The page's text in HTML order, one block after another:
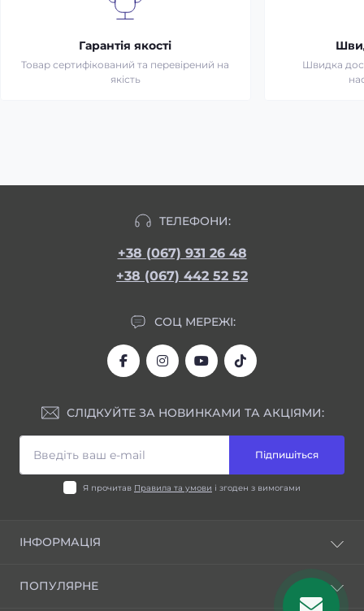
Гарантія якості
Товар сертифікований та перевірений на
якість
Швидка
ТЕЛЕФОНИ:
+38 (067) 931 26 48
+38 (067) 442 52 52
СОЦ МЕРЕЖІ:
СЛІДКУЙТЕ ЗА НОВИНКАМИ ТА АКЦІЯМИ:
Підпишіться
Я прочитав Правила та умови і згоден з вимогами
ІНФОРМАЦІЯ
Відгуки
ПОПУЛЯРНЕ